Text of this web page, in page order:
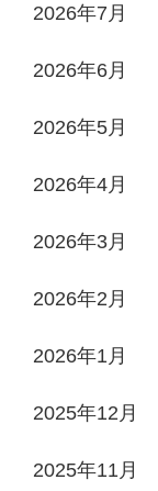
2026年7月
2026年6月
2026年5月
2026年4月
2026年3月
2026年2月
2026年1月
2025年12月
2025年11月